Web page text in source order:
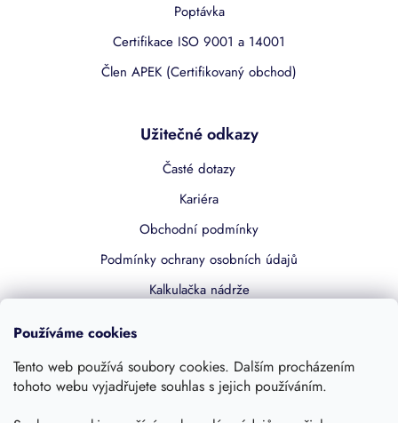
Používáme cookies
Tento web používá soubory cookies. Dalším procházením
tohoto webu vyjadřujete souhlas s jejich používáním.
Poptávka
Certifikace ISO 9001 a 14001
Člen APEK (Certifikovaný obchod)
Užitečné odkazy
Časté dotazy
Kariéra
Obchodní podmínky
Podmínky ochrany osobních údajů
Kalkulačka nádrže
Kontakty